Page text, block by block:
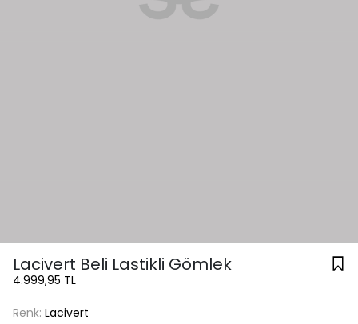
Lacivert Beli Lastikli Gömlek
4.999,95 TL
Renk: Lacivert